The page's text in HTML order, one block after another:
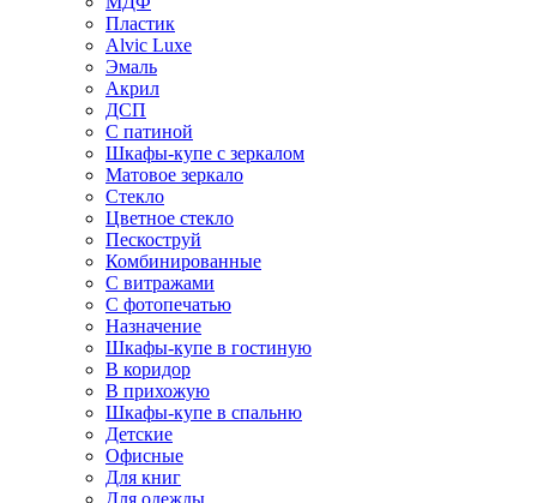
Пластик
Alvic Luxe
Эмаль
Акрил
ДСП
С патиной
Шкафы-купе с зеркалом
Матовое зеркало
Стекло
Цветное стекло
Пескоструй
Комбинированные
С витражами
С фотопечатью
Назначение
Шкафы-купе в гостиную
В коридор
В прихожую
Шкафы-купе в спальню
Детские
Офисные
Для книг
Для одежды